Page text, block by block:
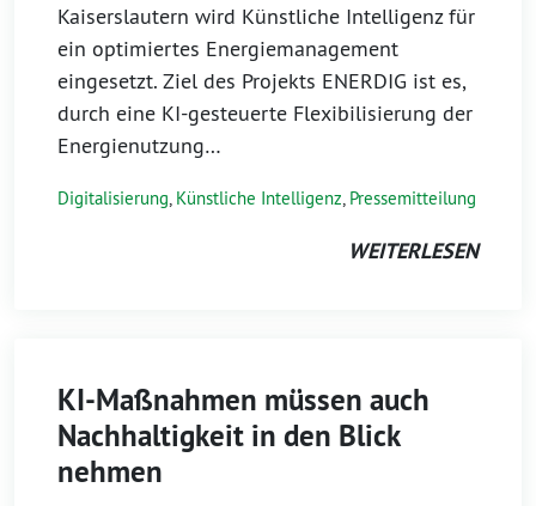
Kaiserslautern wird Künstliche Intelligenz für
ein optimiertes Energiemanagement
eingesetzt. Ziel des Projekts ENERDIG ist es,
durch eine KI-gesteuerte Flexibilisierung der
Energienutzung…
Digitalisierung, Künstliche Intelligenz, Pressemitteilung
WEITERLESEN
KI-Maßnahmen müssen auch
Nachhaltigkeit in den Blick
nehmen